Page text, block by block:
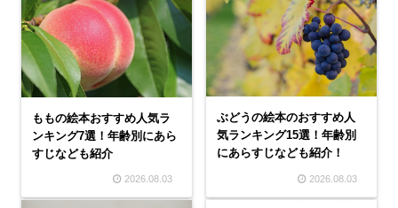
ももの絵本おすすめ人気ラ
ンキング7選！年齢別にあら
すじなども紹介
2026.08.03
ぶどうの絵本のおすすめ人
気ランキング15選！年齢別
にあらすじなども紹介！
2026.08.03